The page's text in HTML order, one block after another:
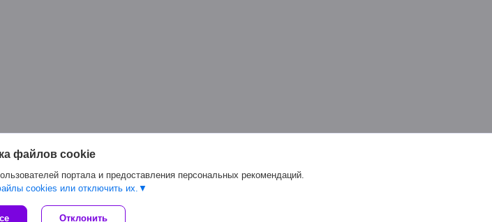
на платформе Deal.by
файлов cookie
портала и предоставления персональных рекомендаций.
cookies или отключить их.
Отклонить